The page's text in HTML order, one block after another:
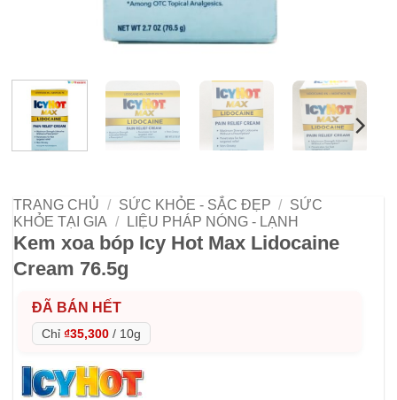
TRANG CHỦ / SỨC KHỎE - SẮC ĐẸP / SỨC
KHỎE TẠI GIA / LIỆU PHÁP NÓNG - LẠNH
Kem xoa bóp Icy Hot Max Lidocaine
Cream 76.5g
ĐÃ BÁN HẾT
Chỉ ₫35,300 / 10g